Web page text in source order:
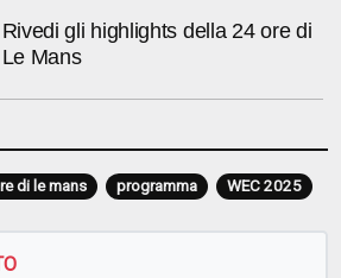
Rivedi gli highlights della 24 ore di
Le Mans
di le mans programma WEC 2025